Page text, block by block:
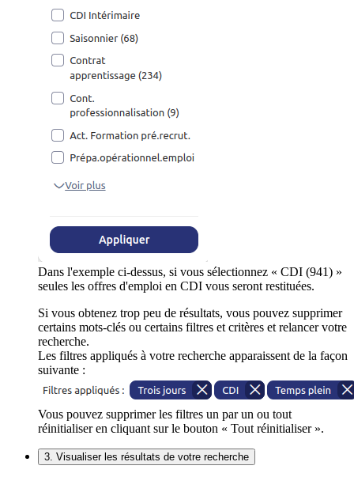
Dans l'exemple ci-dessus, si vous sélectionnez « CDI (941) »
seules les offres d'emploi en CDI vous seront restituées.
Si vous obtenez trop peu de résultats, vous pouvez supprimer
certains mots-clés ou certains filtres et critères et relancer votre
recherche.
Les filtres appliqués à votre recherche apparaissent de la façon
suivante :
Vous pouvez supprimer les filtres un par un ou tout
réinitialiser en cliquant sur le bouton « Tout réinitialiser ».
3. Visualiser les résultats de votre recherche